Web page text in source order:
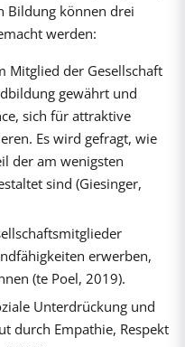
Bildung können drei
werden:
Mitglied der Gesellschaft
gewährt und
sich für attraktive
Es wird gefragt, wie
der am wenigsten
sind (Giesinger,
erwerben,
(te Poel, 2019).
Unterdrückung und
durch Empathie, Respekt